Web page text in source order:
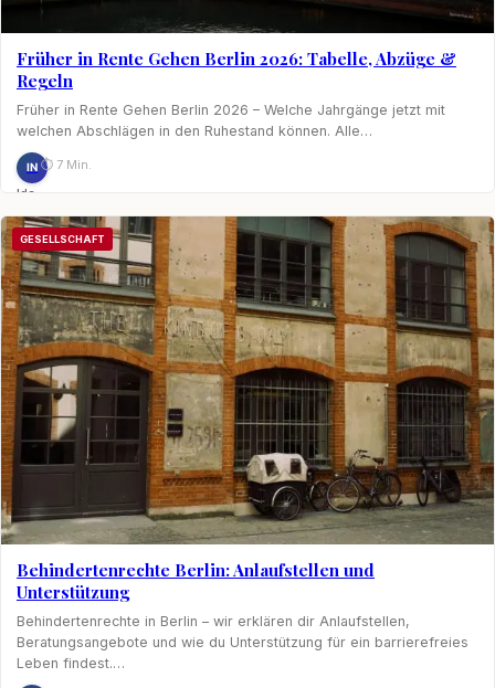
Früher in Rente Gehen Berlin 2026: Tabelle, Abzüge &
Regeln
Früher in Rente Gehen Berlin 2026 – Welche Jahrgänge jetzt mit
welchen Abschlägen in den Ruhestand können. Alle…
IN
Ida
⏱ 7 Min.
GESELLSCHAFT
Behindertenrechte Berlin: Anlaufstellen und
Unterstützung
Behindertenrechte in Berlin – wir erklären dir Anlaufstellen,
Beratungsangebote und wie du Unterstützung für ein barrierefreies
Leben findest.…